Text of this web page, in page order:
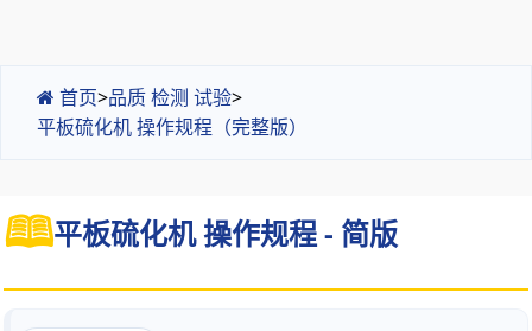
首页>品质 检测 试验>
平板硫化机 操作规程（完整版）
平板硫化机 操作规程 - 简版